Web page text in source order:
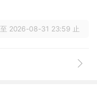
至 2026-08-31 23:59 止